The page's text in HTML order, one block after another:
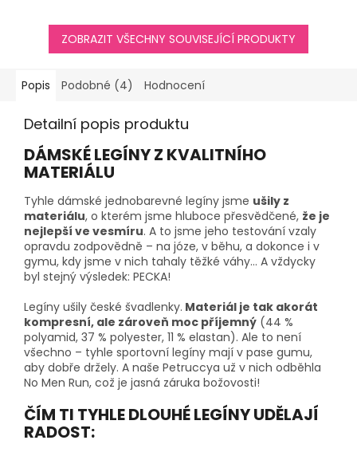
ZOBRAZIT VŠECHNY SOUVISEJÍCÍ PRODUKTY
Popis Podobné (4) Hodnocení
Detailní popis produktu
DÁMSKÉ LEGÍNY Z KVALITNÍHO
MATERIÁLU
Tyhle dámské jednobarevné legíny jsme ušily z
materiálu, o kterém jsme hluboce přesvědčené, že je
nejlepší ve vesmíru. A to jsme jeho testování vzaly
opravdu zodpovědně – na józe, v běhu, a dokonce i v
gymu, kdy jsme v nich tahaly těžké váhy… A vždycky
byl stejný výsledek: PECKA!
Legíny ušily české švadlenky. Materiál je tak akorát
kompresní, ale zároveň moc příjemný (44 %
polyamid, 37 % polyester, 11 % elastan). Ale to není
všechno – tyhle sportovní legíny mají v pase gumu,
aby dobře držely. A naše Petruccya už v nich odběhla
No Men Run, což je jasná záruka božovosti!
ČÍM TI TYHLE DLOUHÉ LEGÍNY UDĚLAJÍ
RADOST: